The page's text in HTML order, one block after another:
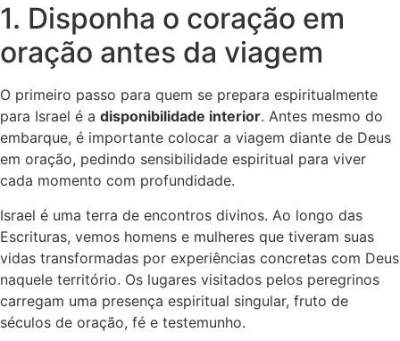
1. Disponha o coração em
oração antes da viagem
O primeiro passo para quem se prepara espiritualmente
para Israel é a disponibilidade interior. Antes mesmo do
embarque, é importante colocar a viagem diante de Deus
em oração, pedindo sensibilidade espiritual para viver
cada momento com profundidade.
Israel é uma terra de encontros divinos. Ao longo das
Escrituras, vemos homens e mulheres que tiveram suas
vidas transformadas por experiências concretas com Deus
naquele território. Os lugares visitados pelos peregrinos
carregam uma presença espiritual singular, fruto de
séculos de oração, fé e testemunho.